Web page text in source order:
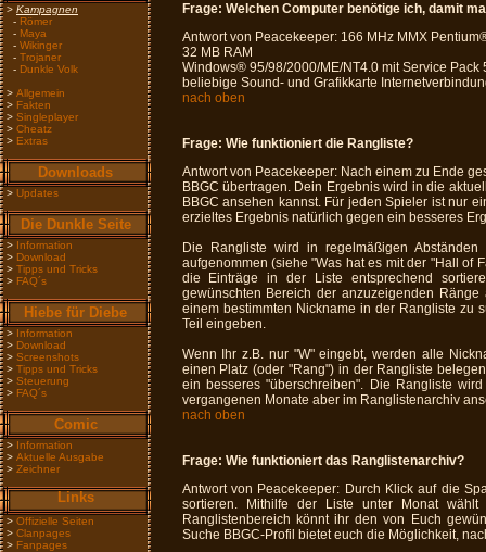
> Kampagnen
- Römer
- Maya
- Wikinger
- Trojaner
- Dunkle Volk
> Allgemein
> Fakten
> Singleplayer
> Cheatz
> Extras
Downloads
> Updates
Die Dunkle Seite
> Information
> Download
> Tipps und Tricks
> FAQ´s
Hiebe für Diebe
> Information
> Download
> Screenshots
> Tipps und Tricks
> Steuerung
> FAQ´s
Comic
> Information
> Aktuelle Ausgabe
> Zeichner
Links
> Offizielle Seiten
> Clanpages
> Fanpages
Frage: Welchen Computer benötige ich, damit
Antwort von Peacekeeper: 166 MHz MMX
32 MB RAM
Windows® 95/98/2000/ME/NT4.0 mit Service Pack
beliebige Sound- und Grafikkarte
nach oben
Frage: Wie funktioniert die Rangliste?
Antwort von Peacekeeper: Nach einem zu Ende
BBGC übertragen. Dein Ergebnis wird in die
BBGC ansehen kannst. Für jeden Spieler ist nur
erzieltes Ergebnis natürlich gegen ein besseres
Die Rangliste wird in regelmäßigen
aufgenommen (siehe "Was hat es mit der "Hall of
die Einträge in der Liste entsprechend
gewünschten Bereich der anzuzeigenden
einem bestimmten Nickname in der Rangliste zu
Teil eingeben.
Wenn Ihr z.B. nur "W" eingebt, werden alle
einen Platz (oder "Rang") in der Rangliste
ein besseres "überschreiben". Die Rangliste
vergangenen Monate aber im Ranglistenarchiv
nach oben
Frage: Wie funktioniert das Ranglistenarchiv?
Antwort von Peacekeeper: Durch Klick auf die
sortieren. Mithilfe der Liste unter Monat
Ranglistenbereich könnt ihr den von Euch
Suche BBGC-Profil bietet euch die Möglichkeit,